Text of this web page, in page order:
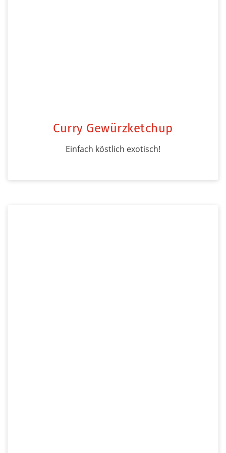
Curry Gewürzketchup
Einfach köstlich exotisch!